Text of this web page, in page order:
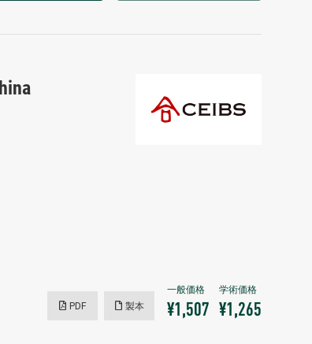
PDF 製本 ¥1,507 ¥1,265